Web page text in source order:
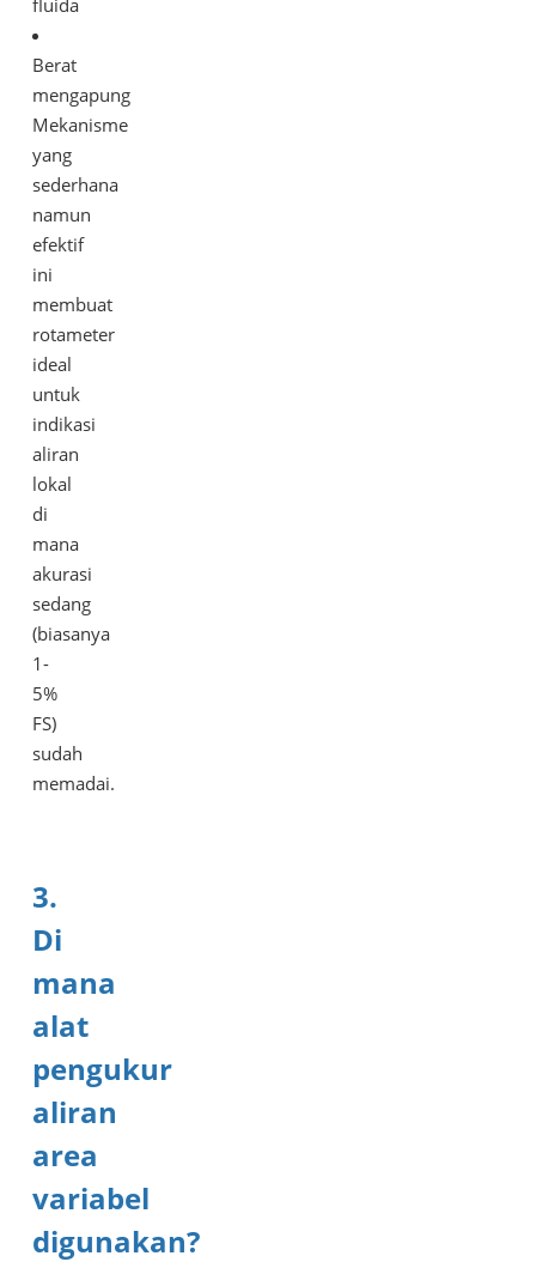
fluida
Berat
mengapung
Mekanisme
yang
sederhana
namun
efektif
ini
membuat
rotameter
ideal
untuk
indikasi
aliran
lokal
di
mana
akurasi
sedang
(biasanya
1-
5%
FS)
sudah
memadai.
3.
Di
mana
alat
pengukur
aliran
area
variabel
digunakan?